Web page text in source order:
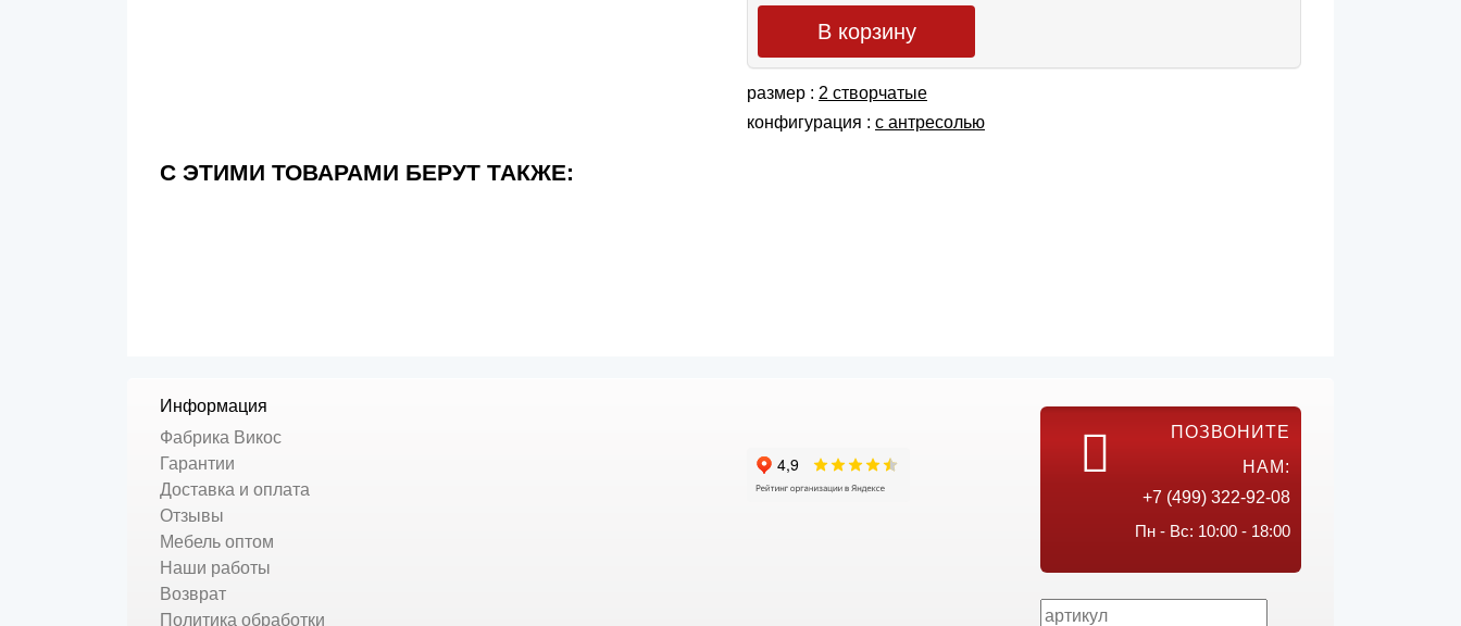
В корзину
размер : 2 створчатые
конфигурация : с антресолью
С ЭТИМИ ТОВАРАМИ БЕРУТ ТАКЖЕ:
Информация
Фабрика Викос
Гарантии
Доставка и оплата
Отзывы
Мебель оптом
Наши работы
Возврат
Политика обработки
ПОЗВОНИТЕ
НАМ:
+7 (499) 322-92-08
Пн - Вс: 10:00 - 18:00